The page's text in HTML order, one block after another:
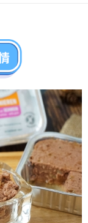
「AFTEE先享後付
home
相關給付款項請求債
同意方可使用
本公司不負相關責
戶狀況，依本公司即
本公司將視審查結果
現惡意使用之情形，
採取法律行動。